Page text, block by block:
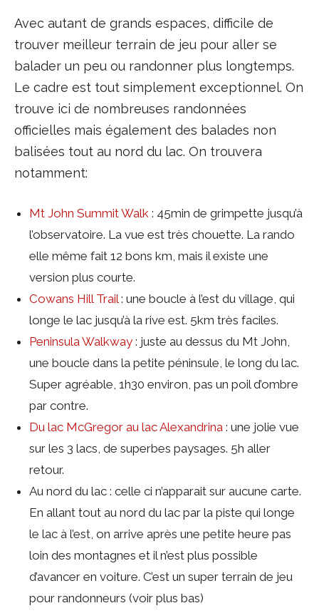
Avec autant de grands espaces, difficile de
trouver meilleur terrain de jeu pour aller se
balader un peu ou randonner plus longtemps.
Le cadre est tout simplement exceptionnel. On
trouve ici de nombreuses randonnées
officielles mais également des balades non
balisées tout au nord du lac. On trouvera
notamment:
Mt John Summit Walk : 45min de grimpette jusqu’à
l’observatoire. La vue est très chouette. La rando
elle même fait 12 bons km, mais il existe une
version plus courte.
Cowans Hill Trail : une boucle à l’est du village, qui
longe le lac jusqu’à la rive est. 5km très faciles.
Peninsula Walkway : juste au dessus du Mt John,
une boucle dans la petite péninsule, le long du lac.
Super agréable, 1h30 environ, pas un poil d’ombre
par contre.
Du lac McGregor au lac Alexandrina : une jolie vue
sur les 3 lacs, de superbes paysages. 5h aller
retour.
Au nord du lac : celle ci n’apparait sur aucune carte.
En allant tout au nord du lac par la piste qui longe
le lac à l’est, on arrive après une petite heure pas
loin des montagnes et il n’est plus possible
d’avancer en voiture. C’est un super terrain de jeu
pour randonneurs (voir plus bas)